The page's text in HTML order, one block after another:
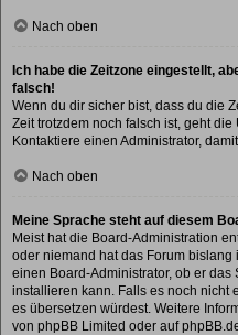
Nach oben
Ich habe die Zeitzone eingestellt,
falsch!
Wenn du dir sicher bist, dass du die
Zeit trotzdem noch falsch ist, geht
Kontaktiere einen Administrator,
Nach oben
Meine Sprache steht auf diesem
Meist hat die Board-Administration
oder niemand hat das Forum
einen Board-Administrator, ob er das
installieren kann. Falls es noch nicht
es übersetzen würdest. Weitere
von phpBB Limited oder auf